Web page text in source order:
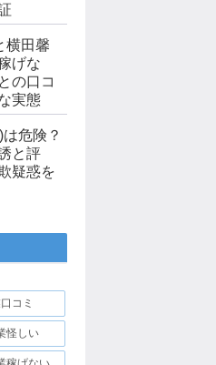
横田馨
げな
の口コ
実態
危険？
と評
疑惑を
コミ
怪しい